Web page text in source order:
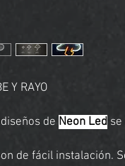
Y RAYO
de Neon Led
de fácil instalación.